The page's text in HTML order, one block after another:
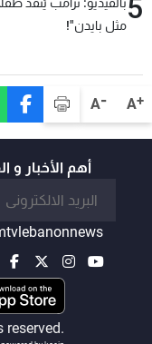
A+
A-
5مثل بايدن"!
أهم الأخبار و